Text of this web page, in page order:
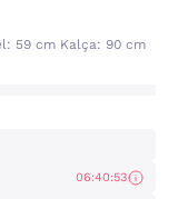
59 cm Kalça: 90 cm
06:40:52